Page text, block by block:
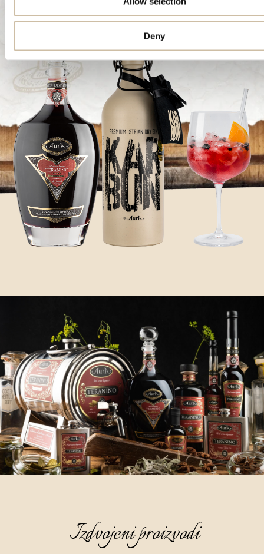
Deny
Izdvojeni proizvodi